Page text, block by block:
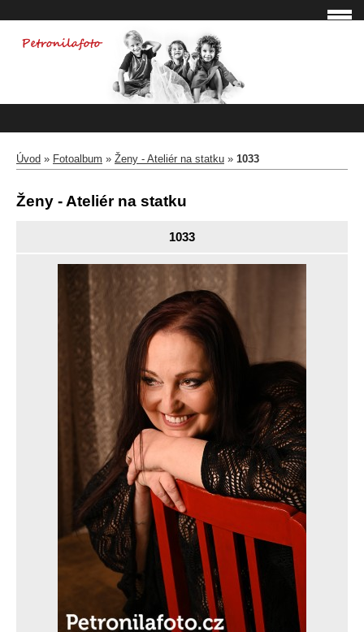
Úvod » Fotoalbum » Ženy - Ateliér na statku » 1033
Ženy - Ateliér na statku
1033